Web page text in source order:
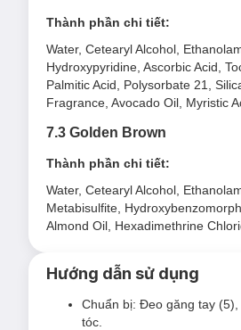
Kem Nhuộm Tóc
Thành phần chi tiết:
Water, Cetearyl Alcohol,
Hydroxypyridine, Ascorbic Acid,
Palmitic Acid, Polysorbate 21,
Fragrance, Avocado Oil, Myristic
7.3 Golden Brown
Thành phần chi tiết:
Water, Cetearyl Alcohol,
Metabisulfite,
Almond Oil, Hexadimethrine
Hướng dẫn sử dụng
Chuẩn bị: Đeo găng tay
tóc.